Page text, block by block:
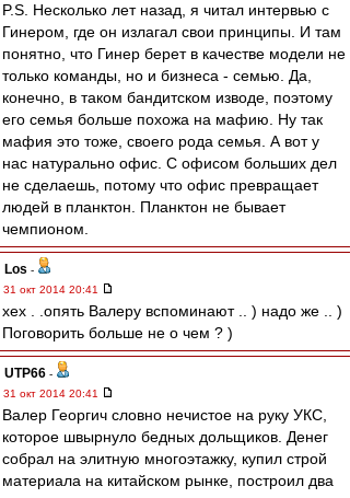
P.S. Несколько лет назад, я читал интервью с
Гинером, где он излагал свои принципы. И там
понятно, что Гинер берет в качестве модели не
только команды, но и бизнеса - семью. Да,
конечно, в таком бандитском изводе, поэтому
его семья больше похожа на мафию. Ну так
мафия это тоже, своего рода семья. А вот у
нас натурально офис. С офисом больших дел
не сделаешь, потому что офис превращает
людей в планктон. Планктон не бывает
чемпионом.
Los -
31 окт 2014 20:41
хех . .опять Валеру вспоминают .. ) надо же .. )
Поговорить больше не о чем ? )
UTP66 -
31 окт 2014 20:41
Валер Георгич словно нечистое на руку УКС,
которое швырнуло бедных дольщиков. Денег
собрал на элитную многоэтажку, купил строй
материала на китайском рынке, построил два